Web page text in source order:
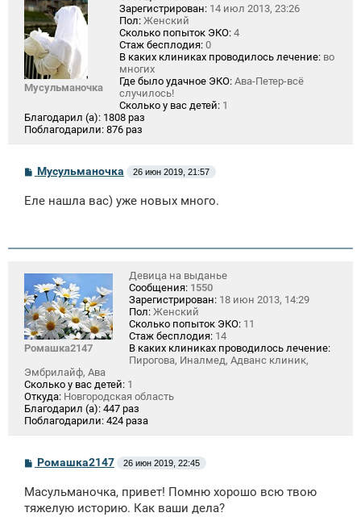
Мусульманочка
Зарегистрирован: 14 июл 2013, 23:26
Пол: Женский
Сколько попыток ЭКО: 4
Стаж бесплодия: 0
В каких клиниках проводилось лечение: во
многих
Где было удачное ЭКО: Ава-Петер-всё
случилось!
Сколько у вас детей: 1
Благодарил (а): 1808 раз
Поблагодарили: 876 раз
С
б
и
Мусульманочка 26 июн 2019, 21:57
Еле нашла вас) уже новых много.
Ромашка2147
Девица на выданье
Сообщения: 1550
Зарегистрирован: 18 июн 2013, 14:29
Пол: Женский
Сколько попыток ЭКО: 11
Стаж бесплодия: 14
В каких клиниках проводилось лечение:
Пирогова, Иналмед, Адванс клиник,
Эмбрилайф, Ава
Сколько у вас детей: 1
Откуда: Новгородская область
Благодарил (а): 447 раз
Поблагодарили: 424 раза
С
б
щ
Ромашка2147 26 июн 2019, 22:45
Масульманочка, привет! Помню хорошо всю твою
тяжелую историю. Как ваши дела?